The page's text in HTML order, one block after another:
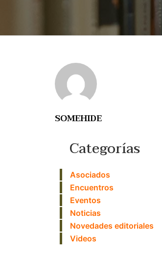
SOMEHIDE
Categorías
Asociados
Encuentros
Eventos
Noticias
Novedades editoriales
Videos